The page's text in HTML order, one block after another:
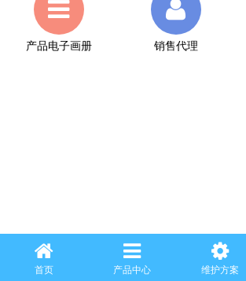
产品电子画册 销售代理
首页 产品中心 维护方案